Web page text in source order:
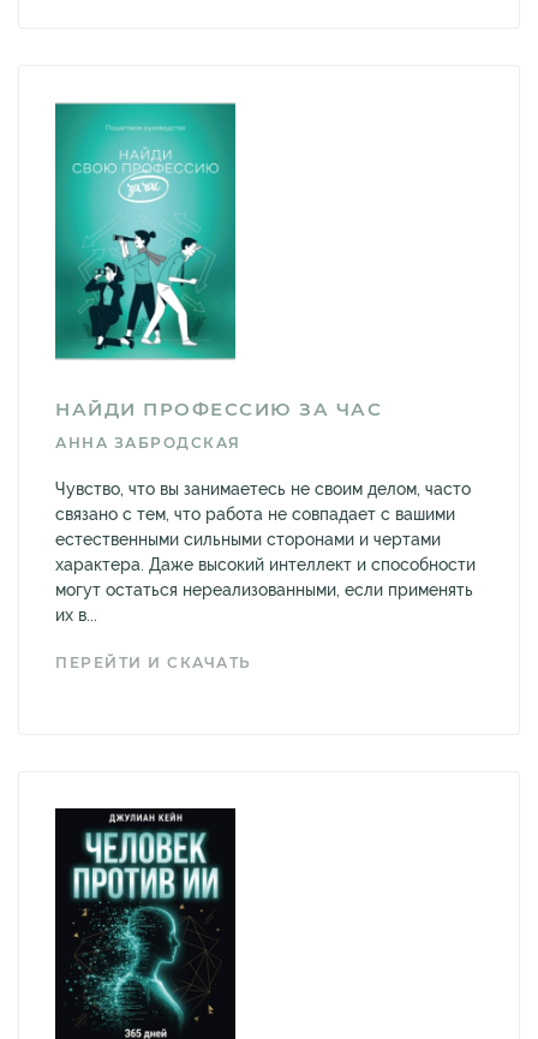
НАЙДИ ПРОФЕССИЮ ЗА ЧАС
АННА ЗАБРОДСКАЯ
Чувство, что вы занимаетесь не своим делом, часто
связано с тем, что работа не совпадает с вашими
естественными сильными сторонами и чертами
характера. Даже высокий интеллект и способности
могут остаться нереализованными, если применять
их в...
ПЕРЕЙТИ И СКАЧАТЬ